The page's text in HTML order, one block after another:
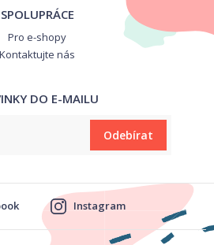
SPOLUPRÁCE
Pro e-shopy
Kontaktujte nás
DO E-MAILU
Odebírat
Instagram